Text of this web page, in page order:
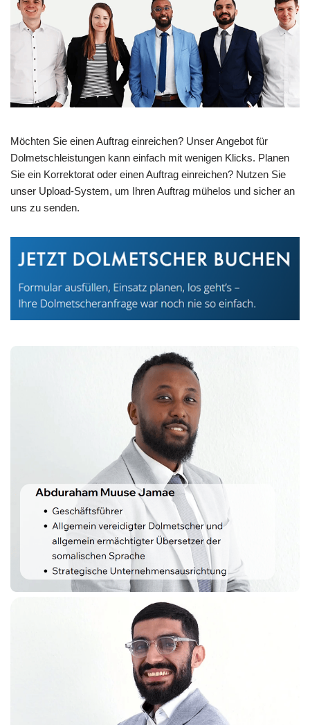
Möchten Sie einen Auftrag einreichen? Unser Angebot für
Dolmetschleistungen kann einfach mit wenigen Klicks. Planen
Sie ein Korrektorat oder einen Auftrag einreichen? Nutzen Sie
unser Upload-System, um Ihren Auftrag mühelos und sicher an
uns zu senden.